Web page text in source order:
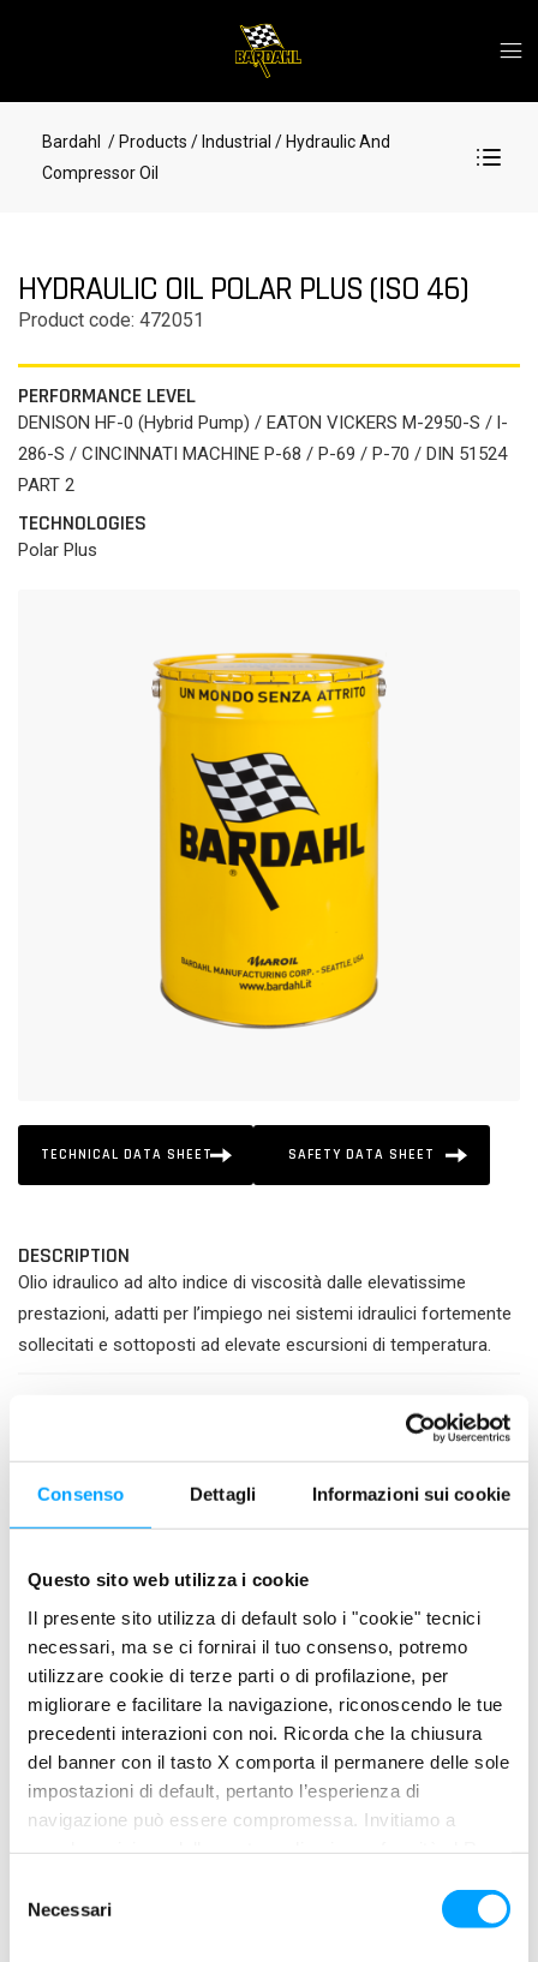
Consenso Dettagli Informazioni sui cookie
Questo sito web utilizza i cookie
Il presente sito utilizza di default solo i "cookie" tecnici
necessari, ma se ci fornirai il tuo consenso, potremo
utilizzare cookie di terze parti o di profilazione, per
migliorare e facilitare la navigazione, riconoscendo le tue
precedenti interazioni con noi. Ricorda che la chiusura
del banner con il tasto X comporta il permanere delle sole
impostazioni di default, pertanto l’esperienza di
navigazione può essere compromessa. Invitiamo a
Privacy Policy.
Necessari
Bardahl / Products / Industrial / Hydraulic And
Compressor Oil
HYDRAULIC OIL POLAR PLUS (ISO 46)
Product code: 472051
PERFORMANCE LEVEL
DENISON HF-0 (Hybrid Pump) / EATON VICKERS M-2950-S / l-
286-S / CINCINNATI MACHINE P-68 / P-69 / P-70 / DIN 51524
PART 2
TECHNOLOGIES
Polar Plus
TECHNICAL DATA SHEET SAFETY DATA SHEET
DESCRIPTION
Olio idraulico ad alto indice di viscosità dalle elevatissime
prestazioni, adatti per l’impiego nei sistemi idraulici fortemente
sollecitati e sottoposti ad elevate escursioni di temperatura.
Contiene l’esclusiva FORMULA anti-attrito BARDAHL
USURA e CORROSIONE
Assicura la lubrificazione anche in condizioni limite
Evita l’indurimento delle guarnizioni, la formazione di
schiuma e l’ossidazione
Contiene speciali polimeri che aumentano l’indice di
viscosità e abbassano il punto di scorrimento
PROPERTIES
L'esclusiva Formula anti-attrito Bardahl Polar Plus forma una
pellicola molecolare lubrificante che, fissandosi chimicamente
attrito e usura in misura molto superiore rispetto ai lubrificanti